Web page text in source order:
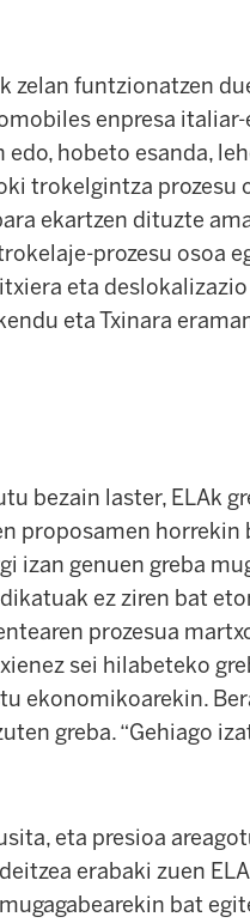
zelan funtzionatzen
enpresa
hobeto esanda,
trokelgintza prozesu
ekartzen dituzte
prozesu osoa
eta
eta Txinara
bezain laster, ELAk
proposamen horrekin
izan genuen greba
ez ziren bat
prozesua
sei hilabeteko
ekonomikoarekin.
greba. “Gehiago
eta presioa
erabaki zuen
bat